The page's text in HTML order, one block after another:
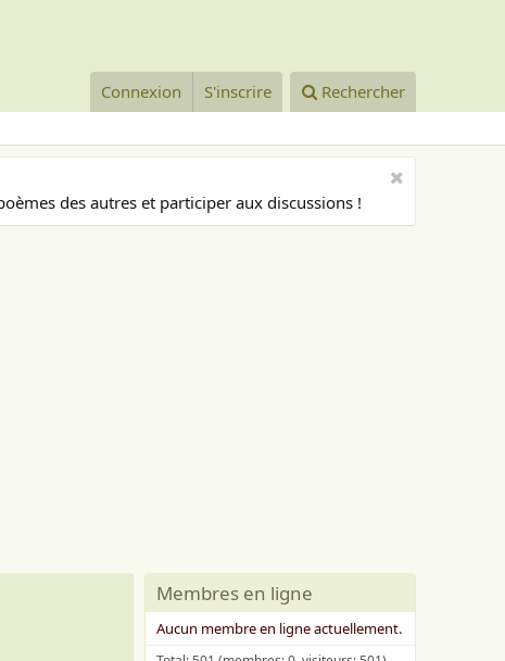
Connexion S'inscrire Rechercher
des autres et participer aux discussions !
Membres en ligne
Aucun membre en ligne actuellement.